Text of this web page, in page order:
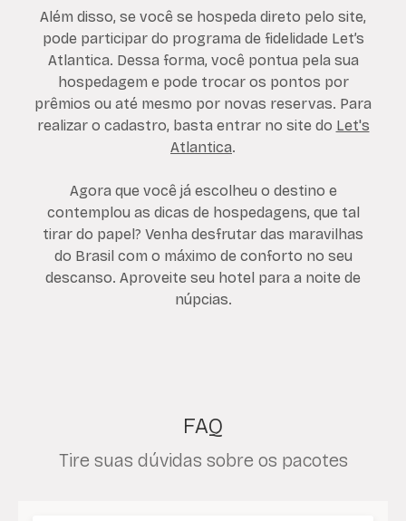
Além disso, se você se hospeda direto pelo site,
pode participar do programa de fidelidade Let’s
Atlantica. Dessa forma, você pontua pela sua
hospedagem e pode trocar os pontos por
prêmios ou até mesmo por novas reservas. Para
realizar o cadastro, basta entrar no site do Let's
Atlantica.
Agora que você já escolheu o destino e
contemplou as dicas de hospedagens, que tal
tirar do papel? Venha desfrutar das maravilhas
do Brasil com o máximo de conforto no seu
descanso. Aproveite seu hotel para a noite de
núpcias.
FAQ
Tire suas dúvidas sobre os pacotes